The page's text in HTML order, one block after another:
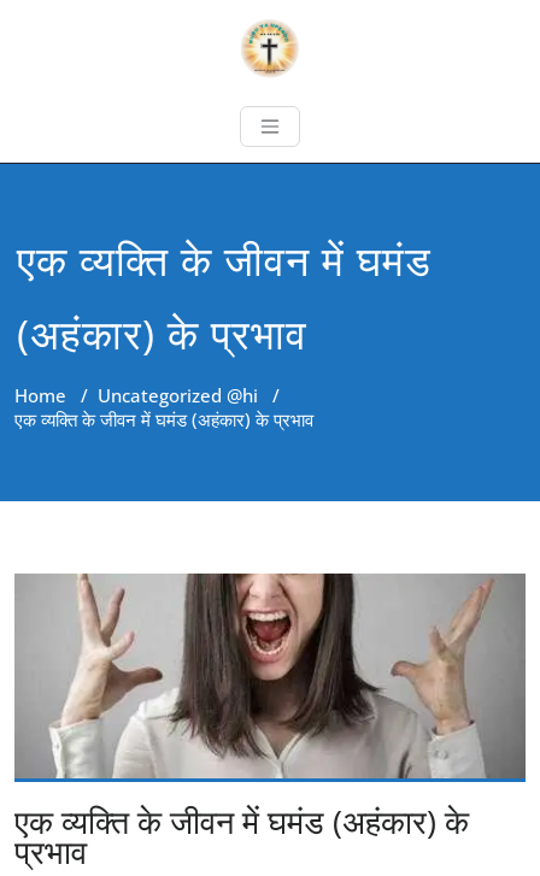
एक व्यक्ति के जीवन में घमंड
(अहंकार) के प्रभाव
Home / Uncategorized @hi /
एक व्यक्ति के जीवन में घमंड (अहंकार) के प्रभाव
एक व्यक्ति के जीवन में घमंड (अहंकार) के
प्रभाव